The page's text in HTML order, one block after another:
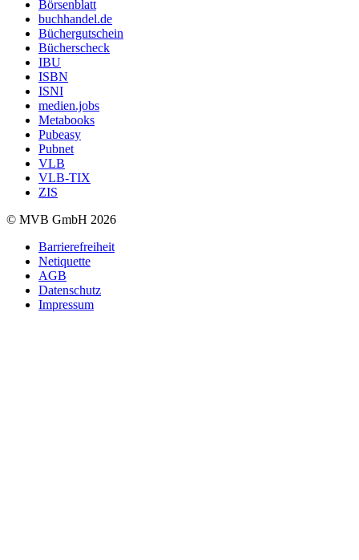
Börsenblatt
buchhandel.de
Büchergutschein
Bücherscheck
IBU
ISBN
ISNI
medien.jobs
Metabooks
Pubeasy
Pubnet
VLB
VLB-TIX
ZIS
© MVB GmbH 2026
Barrierefreiheit
Netiquette
AGB
Datenschutz
Impressum